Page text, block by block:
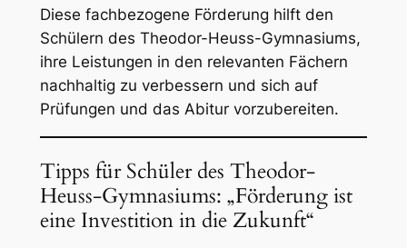
Diese fachbezogene Förderung hilft den
Schülern des Theodor-Heuss-Gymnasiums,
ihre Leistungen in den relevanten Fächern
nachhaltig zu verbessern und sich auf
Prüfungen und das Abitur vorzubereiten.
Tipps für Schüler des Theodor-
Heuss-Gymnasiums: „Förderung ist
eine Investition in die Zukunft“